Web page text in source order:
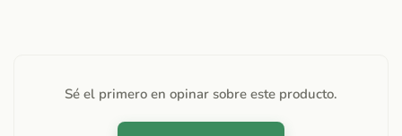
Sé el primero en opinar sobre este producto.